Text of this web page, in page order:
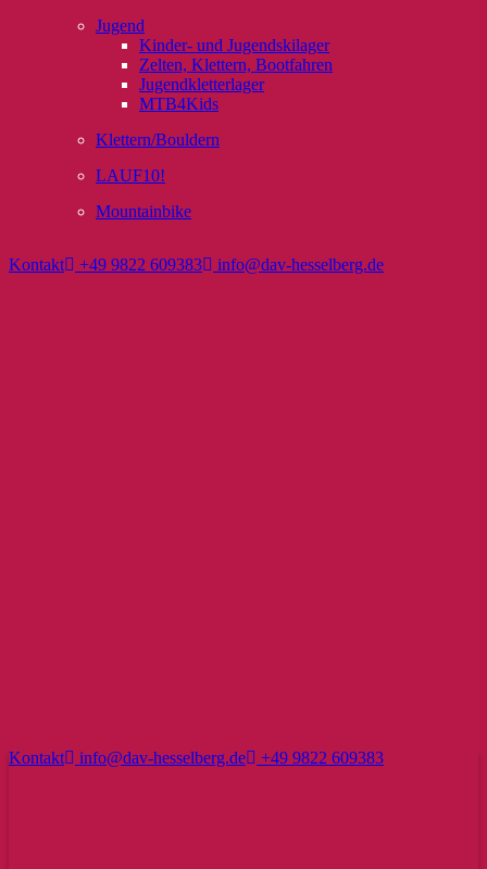
Jugend
Kinder- und Jugendskilager
Zelten, Klettern, Bootfahren
Jugendkletterlager
MTB4Kids
Klettern/Bouldern
LAUF10!
Mountainbike
Kontakt +49 9822 609383 info@dav-hesselberg.de
Kontakt info@dav-hesselberg.de +49 9822 609383